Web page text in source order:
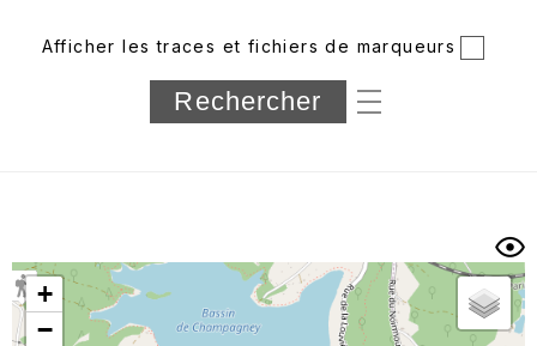
Département
Longueur min/max
Trier par
Afficher les traces et fichiers de marqueurs
+
−